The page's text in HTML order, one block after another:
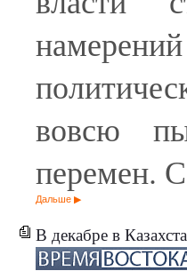
вовсю
перемен.
Дальше
В декабре в Казахстане